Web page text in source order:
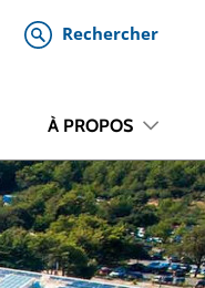
Rechercher
À PROPOS